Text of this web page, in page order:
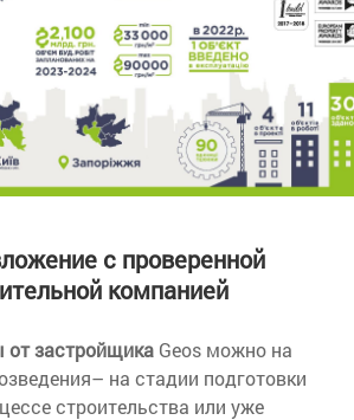
с проверенной
компанией
от застройщика Geos можно на
на стадии подготовки
строительства или уже